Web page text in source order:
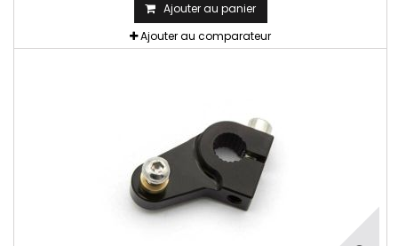
Ajouter au panier
Ajouter au comparateur